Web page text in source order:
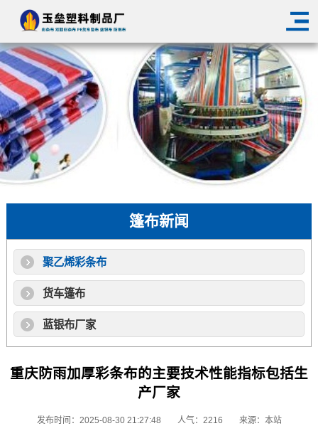
篷布新闻
聚乙烯彩条布
货车篷布
蓝银布厂家
重庆防雨加厚彩条布的主要技术性能指标包括生
产厂家
发布时间：2025-08-30 21:27:48 人气：2216 来源：本站